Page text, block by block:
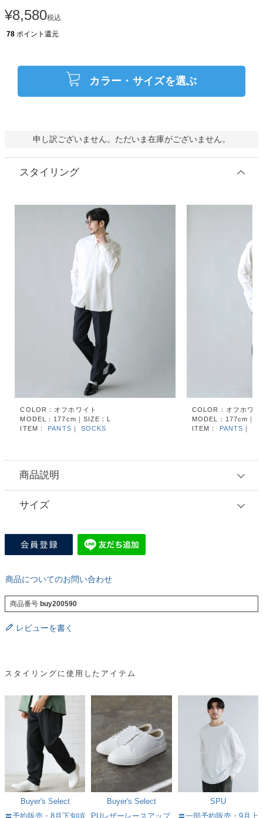
¥8,580税込
78 ポイント還元
カラー・サイズを選ぶ
申し訳ございません。ただいま在庫がございません。
スタイリング
COLOR：オフホワイト
MODEL：177cm｜SIZE：L
ITEM： PANTS ｜SOCKS
COLOR：オフホワイ
MODEL：177cm｜
ITEM：
PANTS ｜
商品説明
サイズ
商品についてのお問い合わせ
商品番号 buy200590
レビューを書く
スタイリングに使用したアイテム
Buyer's Select
〓予約販売・8月下旬頃
Buyer's Select
PUレザーレースアップ
SPU
〓一部予約販売・9月上